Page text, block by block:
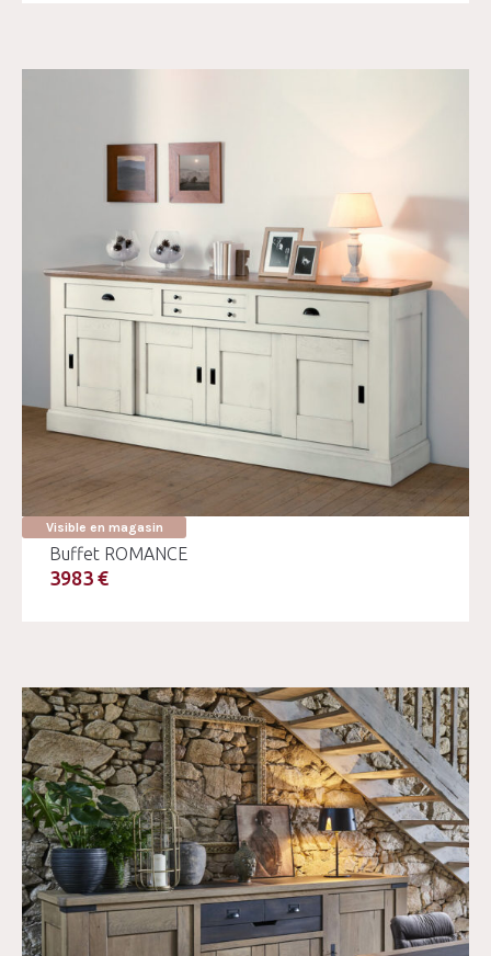
Visible en magasin
Buffet ROMANCE
3983 €